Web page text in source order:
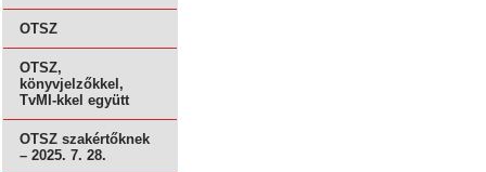
OTSZ
OTSZ,
könyvjelzőkkel,
TvMI-kkel együtt
OTSZ szakértőknek
– 2025. 7. 28.